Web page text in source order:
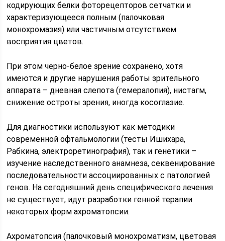
кодирующих белки фоторецепторов сетчатки и
характеризующееся полным (палочковая
монохромазия) или частичным отсутствием
восприятия цветов.
При этом черно-белое зрение сохранено, хотя
имеются и другие нарушения работы зрительного
аппарата – дневная слепота (гемералопия), нистагм,
снижение остроты зрения, иногда косоглазие.
Для диагностики используют как методики
современной офтальмологии (тесты Ишихара,
Рабкина, электроретинография), так и генетики –
изучение наследственного анамнеза, секвенирование
последовательности ассоциированных с патологией
генов. На сегодняшний день специфического лечения
не существует, идут разработки генной терапии
некоторых форм ахроматопсии.
Ахроматопсия (палочковый монохроматизм, цветовая